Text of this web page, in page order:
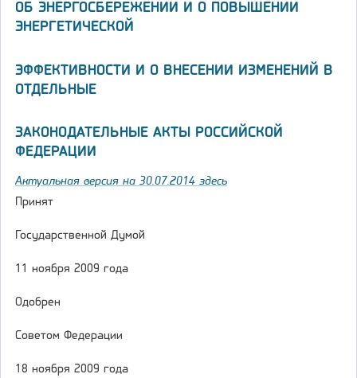
ОБ ЭНЕРГОСБЕРЕЖЕНИИ И О ПОВЫШЕНИИ
ЭНЕРГЕТИЧЕСКОЙ
ЭФФЕКТИВНОСТИ И О ВНЕСЕНИИ ИЗМЕНЕНИЙ В
ОТДЕЛЬНЫЕ
ЗАКОНОДАТЕЛЬНЫЕ АКТЫ РОССИЙСКОЙ
ФЕДЕРАЦИИ
Актуальная версия на 30.07.2014 здесь
Принят
Государственной Думой
11 ноября 2009 года
Одобрен
Советом Федерации
18 ноября 2009 года